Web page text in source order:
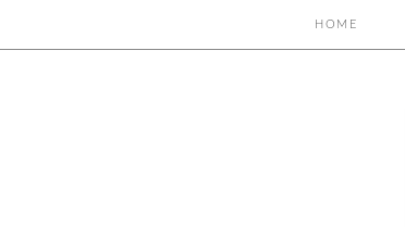
HOME